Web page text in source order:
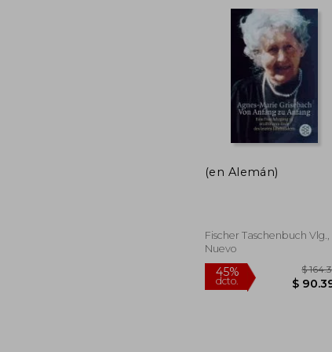
(en Alemán)
Fischer Taschenbuch Vlg.,
Nuevo